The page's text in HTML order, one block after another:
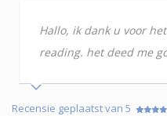
Hallo, ik dank u voor
reading. het deed me
Recensie geplaatst van 5